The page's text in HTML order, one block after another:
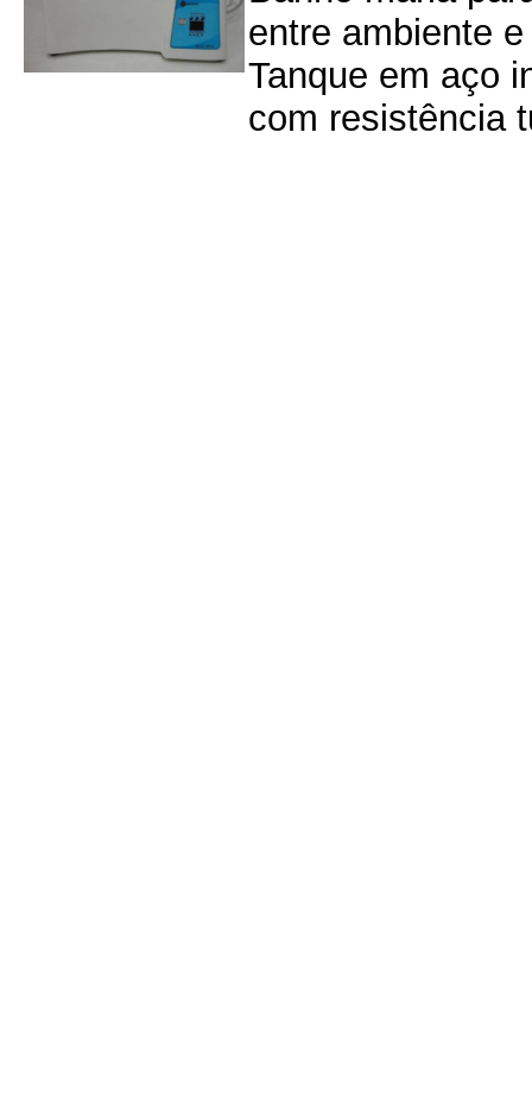
entre ambiente
Tanque em aço
com resistência